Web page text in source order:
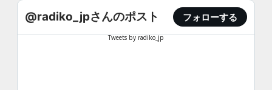
@radiko_jpさんのポスト フォローする
Tweets by radiko_jp